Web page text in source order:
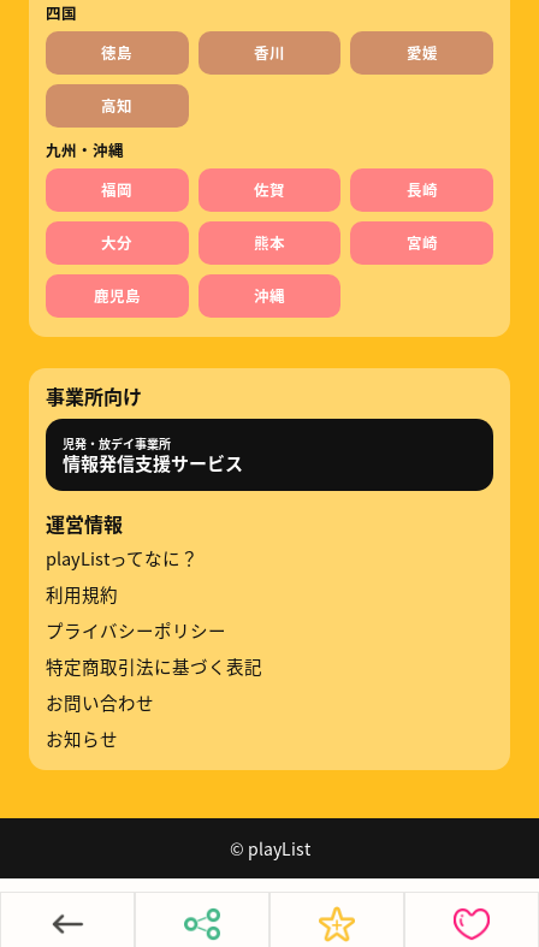
四国
徳島
香川 愛媛
高知
九州・沖縄
福岡
佐賀 長崎
大分 熊本 宮崎
鹿児島 沖縄
事業所向け
児発・放デイ事業所
情報発信支援サービス
運営情報
playListってなに？
利用規約
プライバシーポリシー
特定商取引法に基づく表記
お問い合わせ
お知らせ
© playList